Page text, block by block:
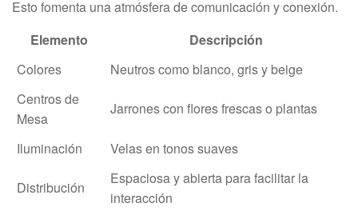
Esto fomenta una atmósfera de comunicación y conexión.
Elemento
Descripción
Colores
Neutros como blanco, gris y beige
Centros de
Mesa
Jarrones con flores frescas o plantas
Iluminación Velas en tonos suaves
Distribución
Espaciosa y abierta para facilitar la
interacción